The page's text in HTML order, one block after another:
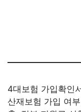
4대보험 가입확인
산재보험 가입 여